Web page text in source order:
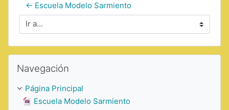
← Escuela Modelo Sarmiento
Ir a...
Saltar Navegación
Navegación
Página Principal
Escuela Modelo Sarmiento